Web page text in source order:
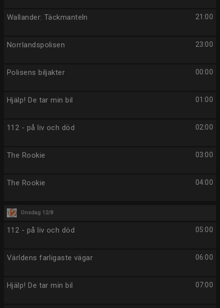
21:00
Wallander: Täckmanteln
23:00
Norrlandspolisen
00:00
Polisens biljakter
01:00
Hjälp! De tar min bil
02:00
112 - på liv och död
03:00
The Rookie
04:00
The Rookie
Onsdag 12/8
05:00
112 - på liv och död
06:00
Världens farligaste vägar
07:00
Hjälp! De tar min bil